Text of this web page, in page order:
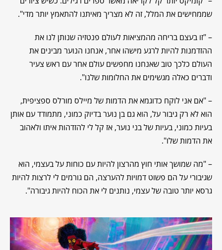
שממחישים את המלל, זה לא מצריך מאיתנו להתאמץ יותר מדי".
– "זו בעצם בריחה מהמציאות לעולם פנטזיה שנותן לנו את
ההזדמנות להיות לרגע מישהו אחר, אנחנו הנוער מבינים את
העולם כלכך טוב שאנחנו מחפשים עולם אחר עם ראש צעיר
ודברים כאלה מגשימים את החלומות שלנו".
– "אם אני לוקח כדוגמא את הדמות של מיילס מורלס ספציפית,
הוא לא רק גיבור על, הוא גם בן נוער בדיוק כמוני, מתמודד עם אותן
בעיות כמוני, בעיות של בני נוער, אז קל לי להזדהות איתו ולאהוב
את הדמות שלו".
– "מה שמושך אותי חוץ מהרצון להיות עם כוחות על בעצמי, הוא
שגיבורי על הם פשוט דמויות להערצה, הם גורמים לי לרצות להיות
גרסא יותר טובה של עצמי, נותנים לי את הכוח להיות גיבורה".